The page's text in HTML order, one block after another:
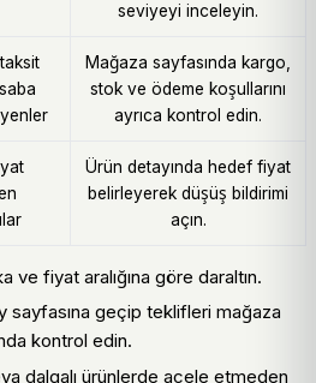
seviyeyi inceleyin.
Mağaza sayfasında kargo,
stok ve ödeme koşullarını
ayrıca kontrol edin.
Ürün detayında hedef fiyat
belirleyerek düşüş bildirimi
açın.
ve fiyat aralığına göre daraltın.
sayfasına geçip teklifleri mağaza
kontrol edin.
dalgalı ürünlerde acele etmeden